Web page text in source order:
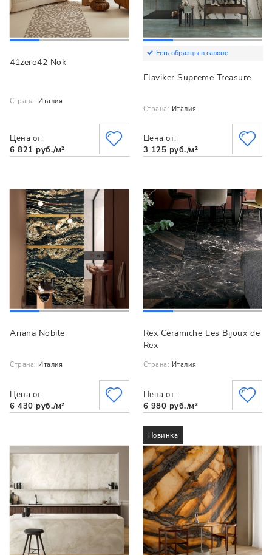
41zero42 Nok
Страна: Италия
Цена от:
6 821 руб./м²
Есть образцы в салоне
Flaviker Supreme Treasure
Страна: Италия
Цена от:
3 125 руб./м²
Ariana Nobile
Страна: Италия
Цена от:
6 430 руб./м²
Rex Ceramiche Les Bijoux de
Rex
Страна: Италия
Цена от:
6 980 руб./м²
Новинка